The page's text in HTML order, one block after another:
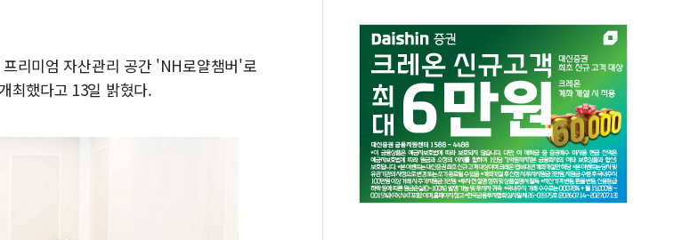
리미엄 자산관리 공간 'NH로얄챔버'로
최했다고 13일 밝혔다.